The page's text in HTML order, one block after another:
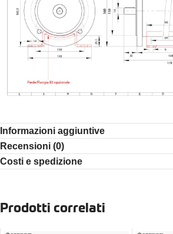
Informazioni aggiuntive
Recensioni (0)
Costi e spedizione
Prodotti correlati